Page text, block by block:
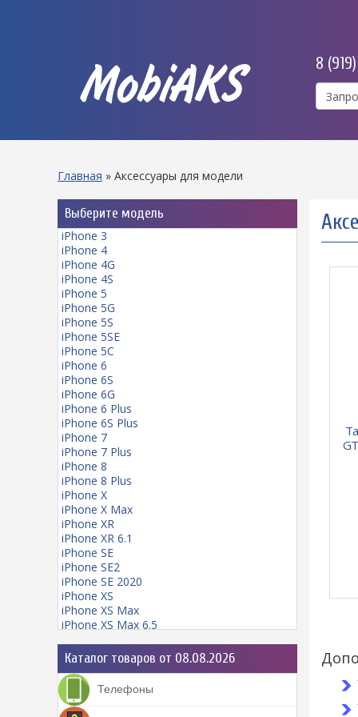
MobiAKS
8
Главная » Аксессуары для модели
Выберите модель
iPhone 3
iPhone 4
iPhone 4G
iPhone 4S
iPhone 5
iPhone 5G
iPhone 5S
iPhone 5SE
iPhone 5C
iPhone 6
iPhone 6S
iPhone 6G
iPhone 6 Plus
iPhone 6S Plus
iPhone 7
iPhone 7 Plus
iPhone 8
iPhone 8 Plus
iPhone X
iPhone X Max
iPhone XR
iPhone XR 6.1
iPhone SE
iPhone SE2
iPhone SE 2020
iPhone XS
iPhone XS Max
iPhone XS Max 6.5
iPhone 11 mini
iPhone 11 Pro
iPhone 11 Pro Max
iPhone 12
iPhone 12 Pro
Каталог товаров от 08.08.2026
Телефоны